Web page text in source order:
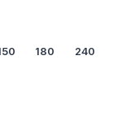
180 240